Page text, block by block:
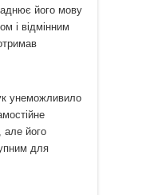
його мову
і відмінним
унеможливило
але його
для